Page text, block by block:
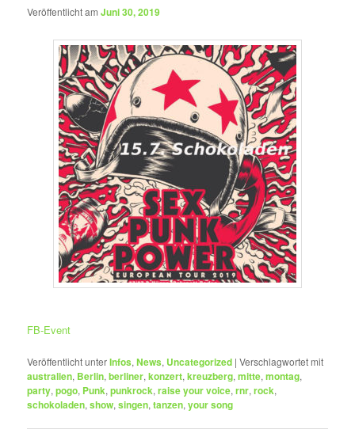
Veröffentlicht amJuni 30, 2019
FB-Event
Veröffentlicht unterInfos,News, Uncategorized |Verschlagwortet mit
australien, Berlin,berliner,konzert,kreuzberg,mitte,montag,
party,pogo, Punk,punkrock,raise your voice,rnr,rock,
schokoladen,show,singen,tanzen,your song